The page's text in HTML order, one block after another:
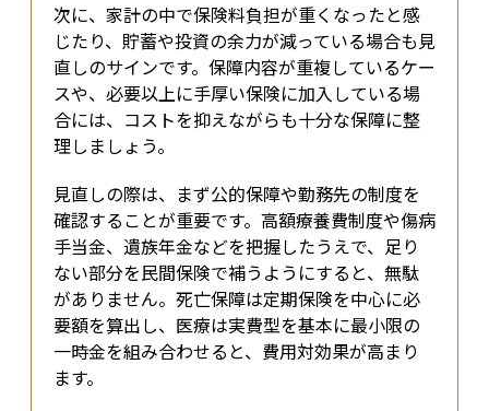
次に、家計の中で保険料負担が重くなったと感
じたり、貯蓄や投資の余力が減っている場合も見
直しのサインです。保障内容が重複しているケー
スや、必要以上に手厚い保険に加入している場
合には、コストを抑えながらも十分な保障に整
理しましょう。
見直しの際は、まず公的保障や勤務先の制度を
確認することが重要です。高額療養費制度や傷病
手当金、遺族年金などを把握したうえで、足り
ない部分を民間保険で補うようにすると、無駄
がありません。死亡保障は定期保険を中心に必
要額を算出し、医療は実費型を基本に最小限の
一時金を組み合わせると、費用対効果が高まり
ます。